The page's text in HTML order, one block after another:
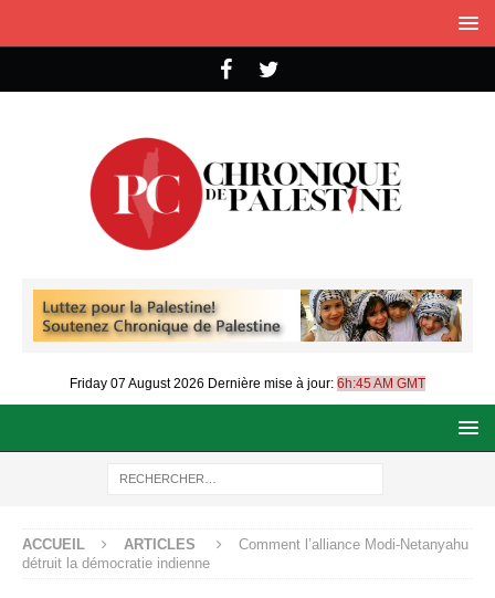
Friday 07 August 2026 Dernière mise à jour: 6h:45 AM GMT
ACCUEIL ARTICLES
Comment l’alliance Modi-Netanyahu
détruit la démocratie indienne